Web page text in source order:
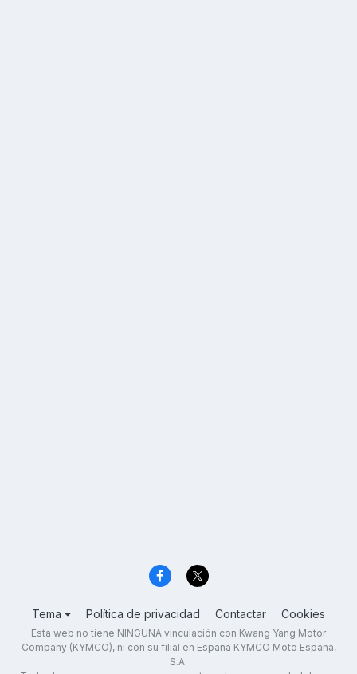
Tema Política de privacidad Contactar Cookies
Esta web no tiene NINGUNA vinculación con Kwang Yang Motor
Company (KYMCO), ni con su filial en España KYMCO Moto España,
S.A.